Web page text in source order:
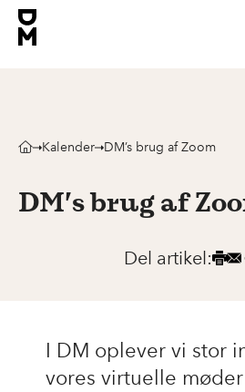
Kalender DM’s brug af Zoom
DM’s brug af
Del artikel:
I DM oplever vi stor
vores virtuelle